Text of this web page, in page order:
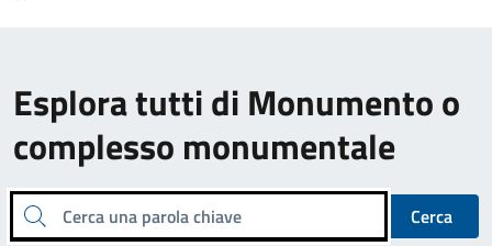
Esplora tutti di Monumento o
complesso monumentale
Cerca una parola chiave
Cerca